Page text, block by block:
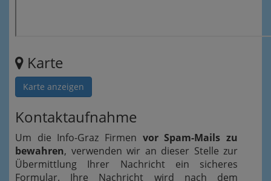
Karte
Karte anzeigen
Kontaktaufnahme
Um die Info-Graz Firmen vor Spam-Mails zu
bewahren, verwenden wir an dieser Stelle zur
Übermittlung Ihrer Nachricht ein sicheres
Formular. Ihre Nachricht wird nach dem